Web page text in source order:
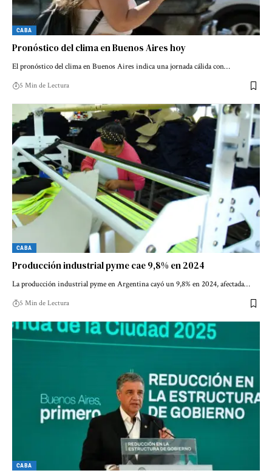
CABA
Pronóstico del clima en Buenos Aires hoy
El pronóstico del clima en Buenos Aires indica una jornada cálida con…
5 Min de Lectura
CABA
Producción industrial pyme cae 9,8% en 2024
La producción industrial pyme en Argentina cayó un 9,8% en 2024, afectada…
5 Min de Lectura
CABA